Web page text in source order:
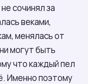
сочинял за
веками,
менялась от
могут быть
что каждый пел
Именно поэтому